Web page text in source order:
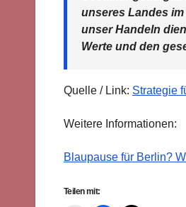
unseres Landes
unser Handeln
Werte und den
Quelle / Link: Strategie
Weitere Informationen:
Blaupause für Berlin?
Teilen mit: